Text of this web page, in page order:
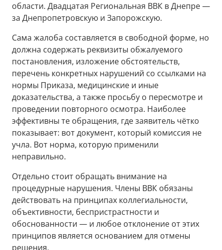
области. Двадцатая Региональная ВВК в Днепре —
за Днепропетровскую и Запорожскую.
Сама жалоба составляется в свободной форме, но
должна содержать реквизиты обжалуемого
постановления, изложение обстоятельств,
перечень конкретных нарушений со ссылками на
нормы Приказа, медицинские и иные
доказательства, а также просьбу о пересмотре и
проведении повторного осмотра. Наиболее
эффективны те обращения, где заявитель чётко
показывает: вот документ, который комиссия не
учла. Вот норма, которую применили
неправильно.
Отдельно стоит обращать внимание на
процедурные нарушения. Члены ВВК обязаны
действовать на принципах коллегиальности,
объективности, беспристрастности и
обоснованности — и любое отклонение от этих
принципов является основанием для отмены
решения.